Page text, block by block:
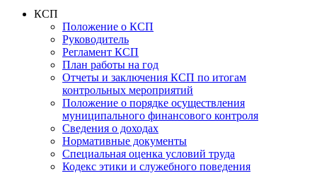
КСП
Положение о КСП
Руководитель
Регламент КСП
План работы на год
Отчеты и заключения КСП по итогам
контрольных мероприятий
Положение о порядке осуществления
муниципального финансового контроля
Сведения о доходах
Нормативные документы
Специальная оценка условий труда
Кодекс этики и служебного поведения